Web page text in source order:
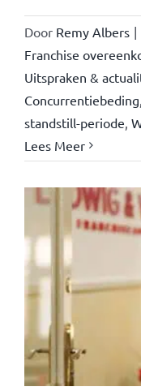
Door Remy Albers |
Franchise
Uitspraken &
Concurrentiebeding
standstill-periode
Lees Meer